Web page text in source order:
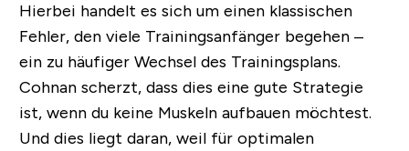
Hierbei handelt es sich um einen klassischen
Fehler, den viele Trainingsanfänger begehen –
ein zu häufiger Wechsel des Trainingsplans.
Cohnan scherzt, dass dies eine gute Strategie
ist, wenn du keine Muskeln aufbauen möchtest.
Und dies liegt daran, weil für optimalen